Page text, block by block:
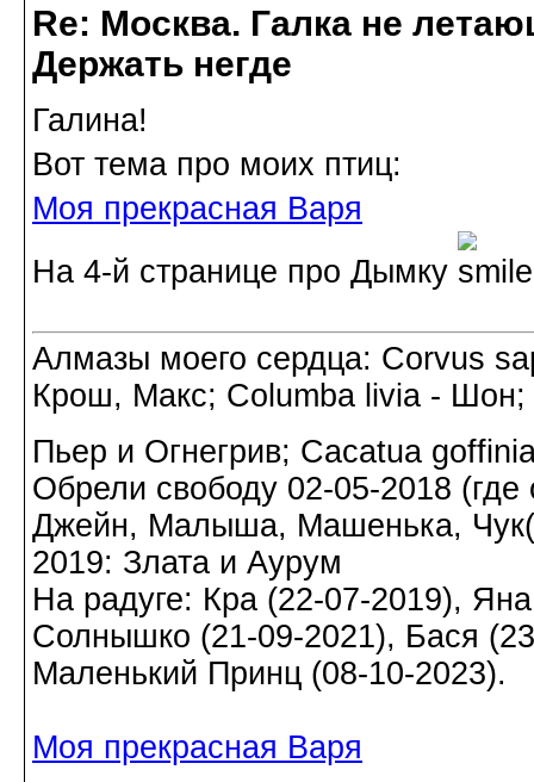
Re: Москва. Галка не
Держать негде
Галина!
Вот тема про моих птиц:
Моя прекрасная Варя
На 4-й странице про Дымку
Алмазы моего сердца: Corvus
Крош, Макс; Columba livia -
Пьер и Огнегрив; Cacatua
Обрели свободу 02-05-2018
Джейн, Малыша, Машенька,
2019: Злата и Аурум
На радуге: Кра (22-07-2019),
Солнышко (21-09-2021), Бася
Маленький Принц (08-10-2023).
Моя прекрасная Варя